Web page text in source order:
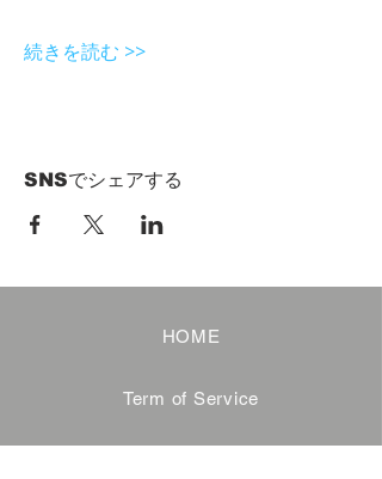
続きを読む >>
SNSでシェアする
HOME
Term of Service